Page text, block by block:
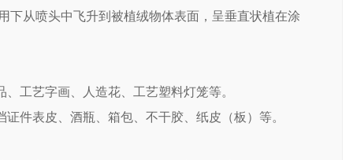
下从喷头中飞升到被植绒物体表面，呈垂直状植在涂
工艺字画、人造花、工艺塑料灯笼等。
件表皮、酒瓶、箱包、不干胶、纸皮（板）等。